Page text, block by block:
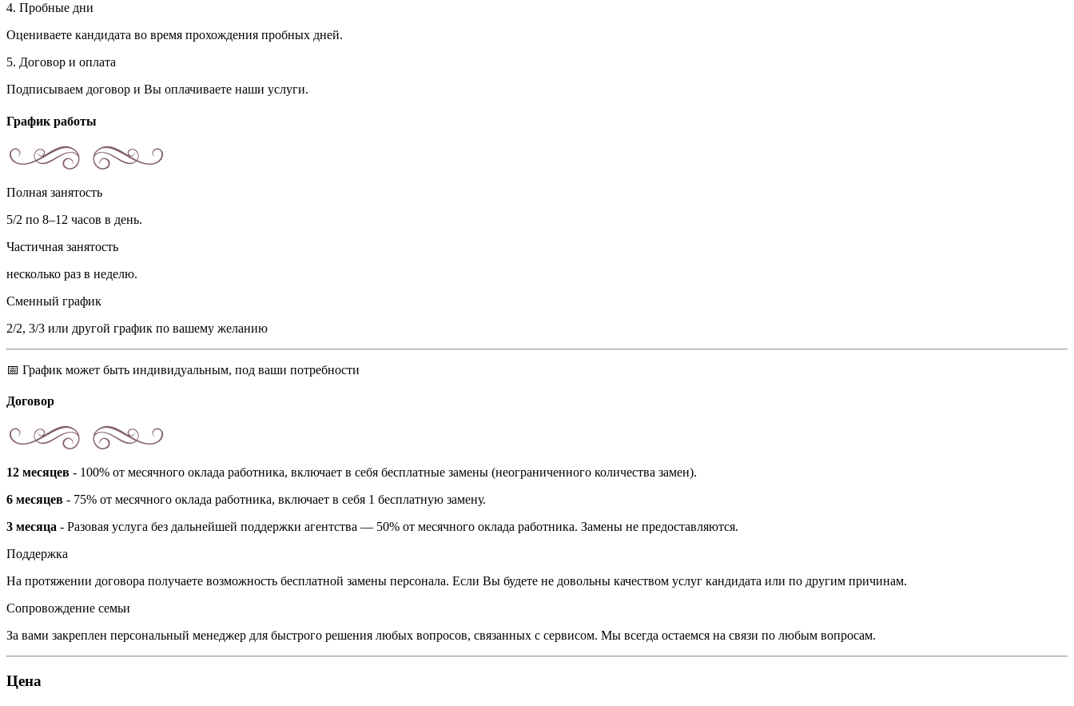
4. Пробные дни
Оцениваете кандидата во время прохождения пробных дней.
5. Договор и оплата
Подписываем договор и Вы оплачиваете наши услуги.
График работы
Полная занятость
5/2 по 8–12 часов в день.
Частичная занятость
несколько раз в неделю.
Сменный график
2/2, 3/3 или другой график по вашему желанию
📅 График может быть индивидуальным, под ваши потребности
Договор
12 месяцев - 100% от месячного оклада работника, включает в себя бесплатные замены (неограниченного количества замен).
6 месяцев - 75% от месячного оклада работника, включает в себя 1 бесплатную замену.
3 месяца - Разовая услуга без дальнейшей поддержки агентства — 50% от месячного оклада работника. Замены не предоставляются.
Поддержка
На протяжении договора получаете возможность бесплатной замены персонала. Если Вы будете не довольны качеством услуг кандидата или по другим причинам.
Сопровождение семьи
За вами закреплен персональный менеджер для быстрого решения любых вопросов, связанных с сервисом. Мы всегда остаемся на связи по любым вопросам.
Цена